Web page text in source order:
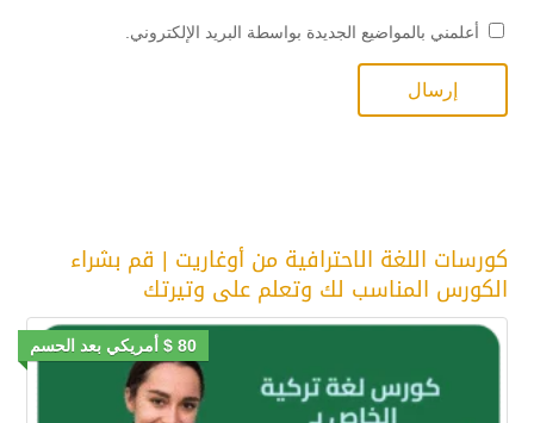
أعلمني بالمواضيع الجديدة بواسطة البريد الإلكتروني.
كورسات اللغة الاحترافية من أوغاريت | قم بشراء
الكورس المناسب لك وتعلم على وتيرتك
80 $ أمريكي بعد الحسم